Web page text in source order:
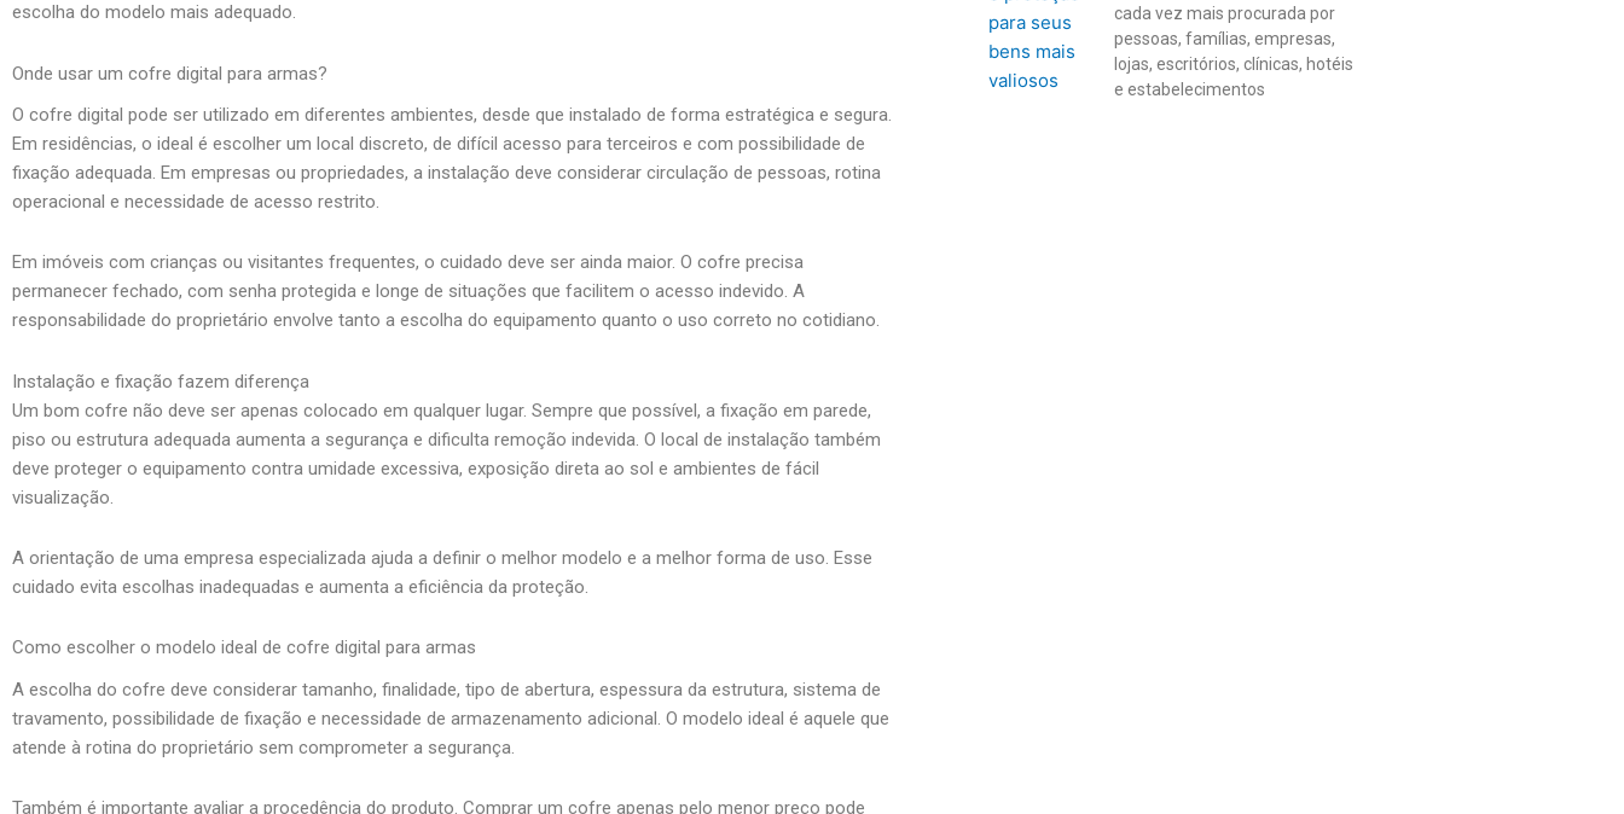
escolha do modelo mais adequado.
Onde usar um cofre digital para armas?
O cofre digital pode ser utilizado em diferentes ambientes, desde que instalado de forma estratégica e segura.
Em residências, o ideal é escolher um local discreto, de difícil acesso para terceiros e com possibilidade de
fixação adequada. Em empresas ou propriedades, a instalação deve considerar circulação de pessoas, rotina
operacional e necessidade de acesso restrito.
Em imóveis com crianças ou visitantes frequentes, o cuidado deve ser ainda maior. O cofre precisa
permanecer fechado, com senha protegida e longe de situações que facilitem o acesso indevido. A
responsabilidade do proprietário envolve tanto a escolha do equipamento quanto o uso correto no cotidiano.
Instalação e fixação fazem diferença
Um bom cofre não deve ser apenas colocado em qualquer lugar. Sempre que possível, a fixação em parede,
piso ou estrutura adequada aumenta a segurança e dificulta remoção indevida. O local de instalação também
deve proteger o equipamento contra umidade excessiva, exposição direta ao sol e ambientes de fácil
visualização.
A orientação de uma empresa especializada ajuda a definir o melhor modelo e a melhor forma de uso. Esse
cuidado evita escolhas inadequadas e aumenta a eficiência da proteção.
Como escolher o modelo ideal de cofre digital para armas
A escolha do cofre deve considerar tamanho, finalidade, tipo de abertura, espessura da estrutura, sistema de
travamento, possibilidade de fixação e necessidade de armazenamento adicional. O modelo ideal é aquele que
atende à rotina do proprietário sem comprometer a segurança.
Também é importante avaliar a procedência do produto. Comprar um cofre apenas pelo menor preço pode
cada vez mais procurada por
pessoas, famílias, empresas,
lojas, escritórios, clínicas, hotéis
e estabelecimentos